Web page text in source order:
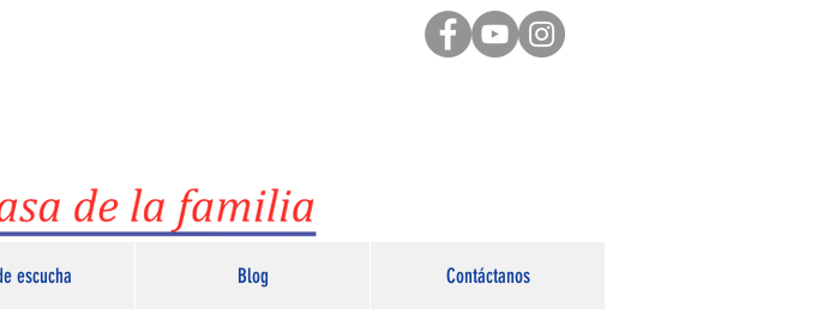
escucha Blog Contáctanos